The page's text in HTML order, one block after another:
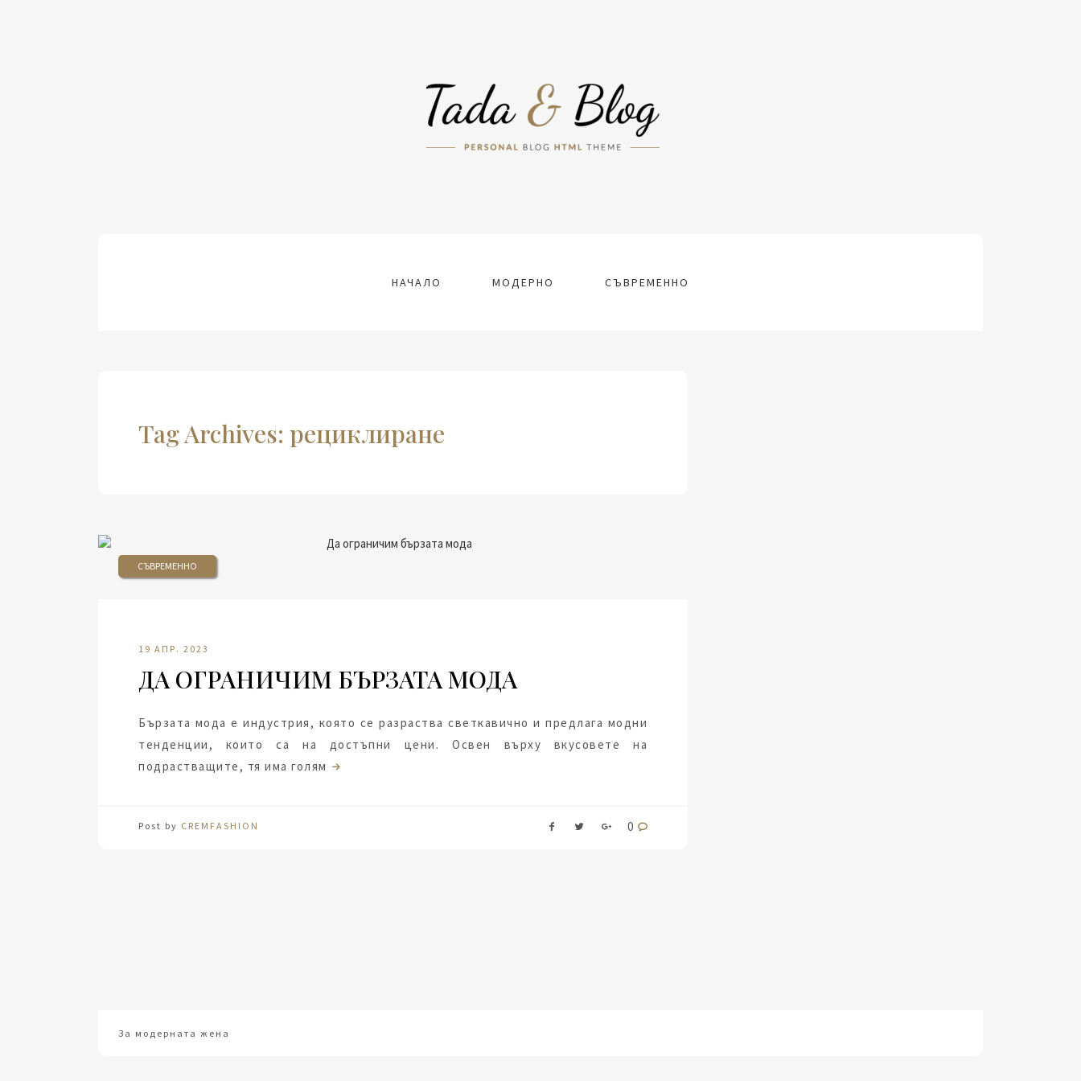
НАЧАЛО МОДЕРНО СЪВРЕМЕННО
Tag Archives: рециклиране
СЪВРЕМЕННО
19 АПР. 2023
ДА ОГРАНИЧИМ БЪРЗАТА МОДА
Бързата мода е индустрия, която се разраства светкавично и предлага модни
тенденции, които са на достъпни цени. Освен върху вкусовете на
подрастващите, тя има голям
Post by CREMFASHION 0
За модерната жена